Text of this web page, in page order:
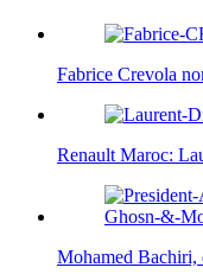
Fabrice Crevola
Renault Maroc:
Mohamed Bachiri,